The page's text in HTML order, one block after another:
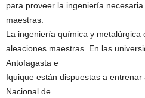
para proveer la ingeniería
maestras.
La ingeniería química y metalúrgica
aleaciones maestras. En las
Antofagasta e
Iquique están dispuestas a
Nacional de